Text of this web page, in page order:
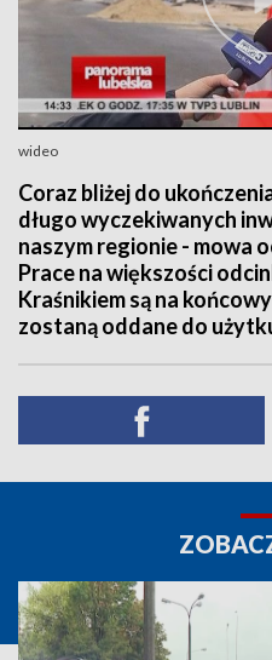
wideo
Coraz bliżej do
długo wyczekiwanych
naszym regionie - mowa
Prace na większości
Kraśnikiem są na
zostaną oddane do